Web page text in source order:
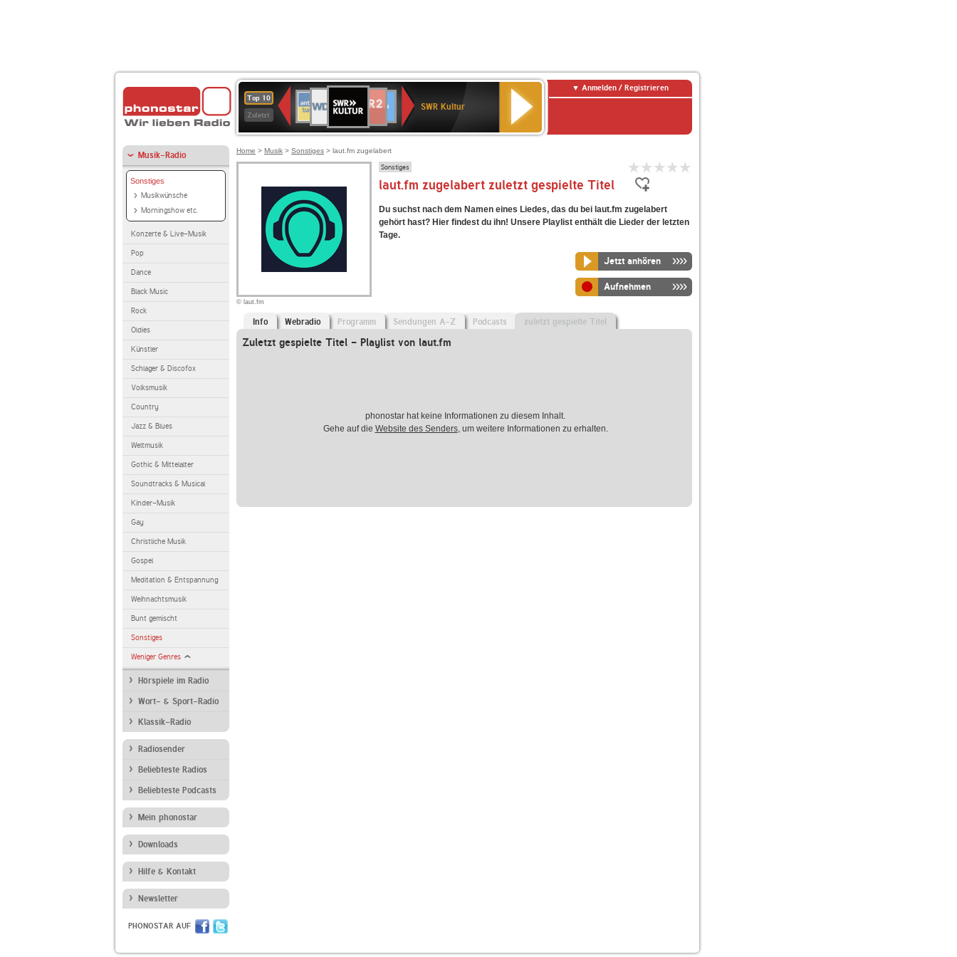
Top 10
Zuletzt
Deutschlandfunk
80er
90er
OLDIE
ANTENNE
SWR3
WDR
4
BR-
KLASSIK
Deutschlandfunk
Kultur
ANTENNE
BAYERN
2
Kultur2
SWR Kultur
Anmelden / Registrieren
Musik-Radio
Sonstiges
Musikwünsche
Morningshow etc.
Konzerte & Live-Musik
Pop
Dance
Black Music
Rock
Oldies
Künstler
Schlager & Discofox
Volksmusik
Country
Jazz & Blues
Weltmusik
Gothic & Mittelalter
Soundtracks & Musical
Kinder-Musik
Gay
Christliche Musik
Gospel
Meditation & Entspannung
Weihnachtsmusik
Bunt gemischt
Sonstiges
Weniger Genres
Hörspiele im Radio
Wort- & Sport-Radio
Klassik-Radio
Radiosender
Beliebteste Radios
Beliebteste Podcasts
Mein phonostar
Downloads
Hilfe & Kontakt
Newsletter
PHONOSTAR AUF
Home > Musik > Sonstiges > laut.fm zugelabert
© laut.fm
Sonstiges
laut.fm zugelabert zuletzt gespielte Titel
Du suchst nach dem Namen eines Liedes, das du bei laut.fm zugelabert
gehört hast? Hier findest du ihn! Unsere Playlist enthält die Lieder der letzten
Tage.
Jetzt anhören
Aufnehmen
Info Webradio Programm Sendungen A-Z Podcasts zuletzt gespielte Titel
Zuletzt gespielte Titel - Playlist von laut.fm
phonostar hat keine Informationen zu diesem Inhalt.
Gehe auf die Website des Senders, um weitere Informationen zu erhalten.